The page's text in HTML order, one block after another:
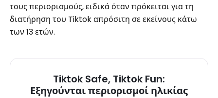
τους περιορισμούς, ειδικά όταν πρόκειται για τη
διατήρηση του Tiktok απρόσιτη σε εκείνους κάτω
των 13 ετών.
Tiktok Safe, Tiktok Fun:
Εξηγούνται περιορισμοί ηλικίας